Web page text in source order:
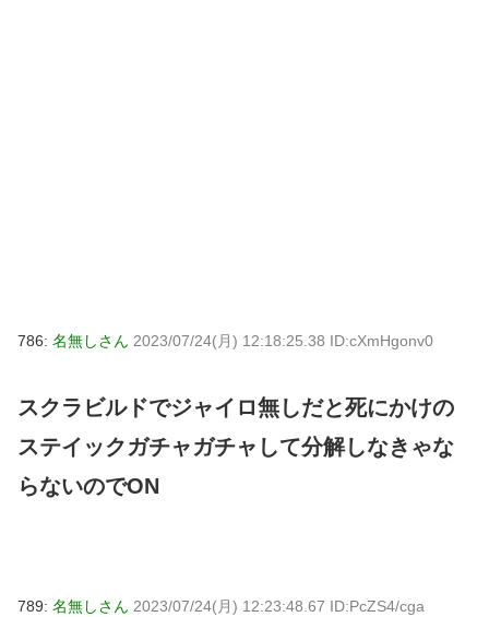
786: 名無しさん 2023/07/24(月) 12:18:25.38 ID:cXmHgonv0
スクラビルドでジャイロ無しだと死にかけの
ステイックガチャガチャして分解しなきゃな
らないのでON
789: 名無しさん 2023/07/24(月) 12:23:48.67 ID:PcZS4/cga